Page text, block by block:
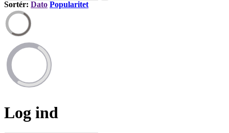
Sortér: Dato Popularitet
Log ind